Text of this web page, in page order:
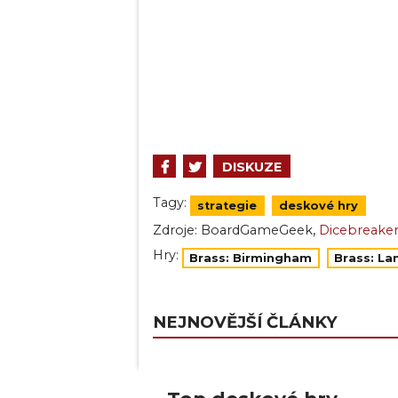
DISKUZE
Tagy: strategie deskové hry
Zdroje: BoardGameGeek, Dicebreaker
Hry:
Brass: Birmingham Brass:
NEJNOVĚJŠÍ ČLÁNKY